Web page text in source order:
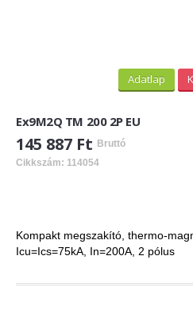
Adatlap
Ex9M2Q TM 200 2P EU
145 887 Ft Bruttó
Cikkszám: 114054
Kompakt megszakító, thermo-
Icu=Ics=75kA, In=200A, 2 pólus